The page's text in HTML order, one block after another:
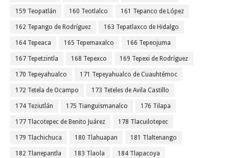
159 Teopatlán 160 Teotlalco 161 Tepanco de López
162 Tepango de Rodríguez 163 Tepatlaxco de Hidalgo
164 Tepeaca 165 Tepemaxalco 166 Tepeojuma
167 Tepetzintla 168 Tepexco 169 Tepexi de Rodríguez
170 Tepeyahualco 171 Tepeyahualco de Cuauhtémoc
172 Tetela de Ocampo 173 Teteles de Avila Castillo
174 Teziutlán 175 Tianguismanalco 176 Tilapa
177 Tlacotepec de Benito Juárez 178 Tlacuilotepec
179 Tlachichuca 180 Tlahuapan 181 Tlaltenango
182 Tlanepantla 183 Tlaola 184 Tlapacoya